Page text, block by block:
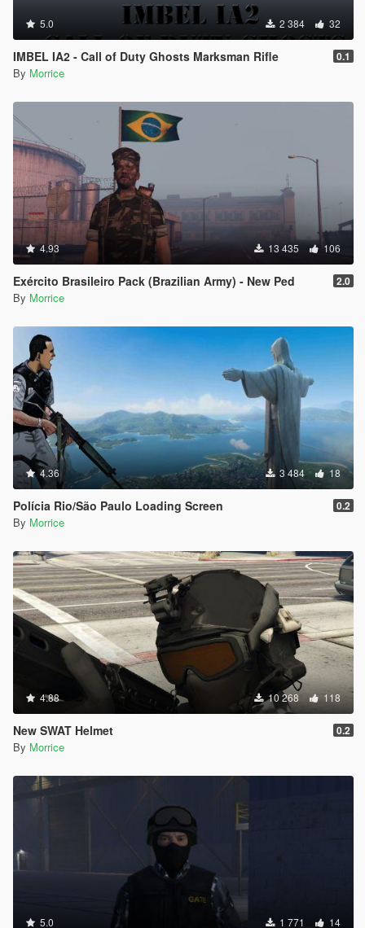
5.0 2 384 32
IMBEL IA2 - Call of Duty Ghosts Marksman Rifle 0.1
By Morrice
4.93 13 435 106
Exército Brasileiro Pack (Brazilian Army) - New Ped 2.0
By Morrice
4.36 3 484 18
Polícia Rio/São Paulo Loading Screen 0.2
By Morrice
4.88 10 268 118
New SWAT Helmet 0.2
By Morrice
5.0 1 771 14